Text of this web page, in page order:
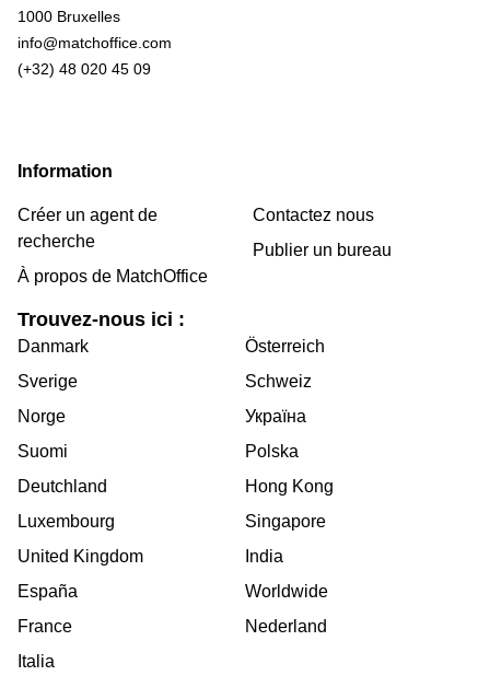
1000 Bruxelles
info@matchoffice.com
(+32) 48 020 45 09
Information
Créer un agent de
recherche
À propos de MatchOffice
Contactez nous
Publier un bureau
Trouvez-nous ici :
Danmark
Sverige
Norge
Suomi
Deutchland
Luxembourg
United Kingdom
España
France
Italia
Österreich
Schweiz
Україна
Polska
Hong Kong
Singapore
India
Worldwide
Nederland